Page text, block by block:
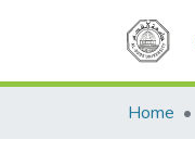
Home